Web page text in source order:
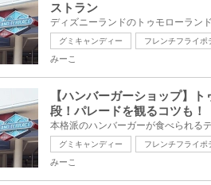
ストラン
グミキャンディー フレンチフライポ
みーこ
【ハンバーガーショップ】
段！パレードを観るコツも！
グミキャンディー フレンチフライポ
みーこ